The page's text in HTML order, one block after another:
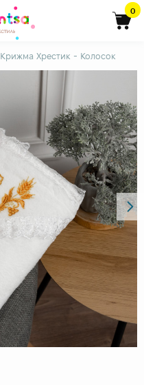
0
Крижма Хрестик - Колосок